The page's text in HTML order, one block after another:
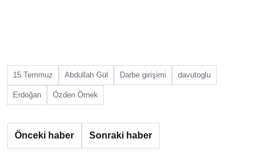
15 Temmuz Abdullah Gül Darbe girişimi davutoglu
Erdoğan Özden Örnek
Önceki haber Sonraki haber